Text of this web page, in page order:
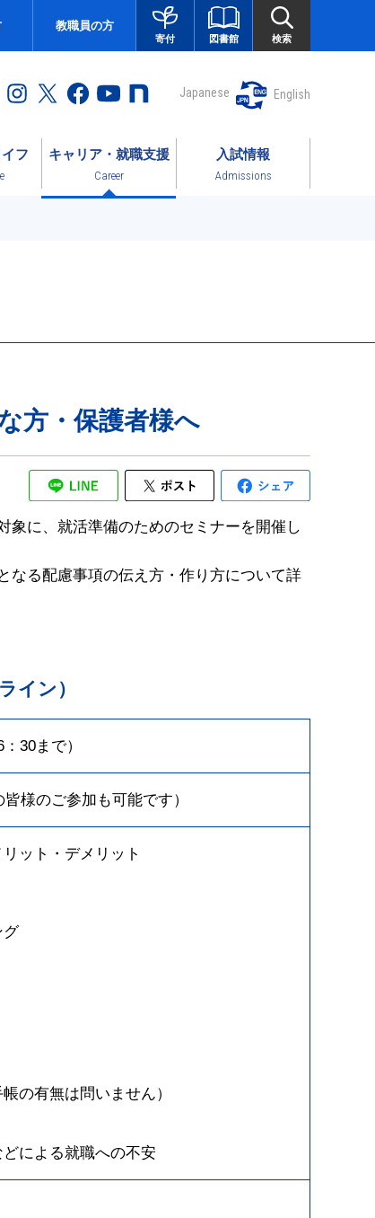
教職員の方
寄付 図書館 検索
Japanese English
フ キャリア・就職支援
Career
入試情報
Admissions
方・保護者様へ
象に、就活準備のためのセミナーを開催し
なる配慮事項の伝え方・作り方について詳
イン）
30まで）
様のご参加も可能です）
ット・デメリット
グ
の有無は問いません）
による就職への不安